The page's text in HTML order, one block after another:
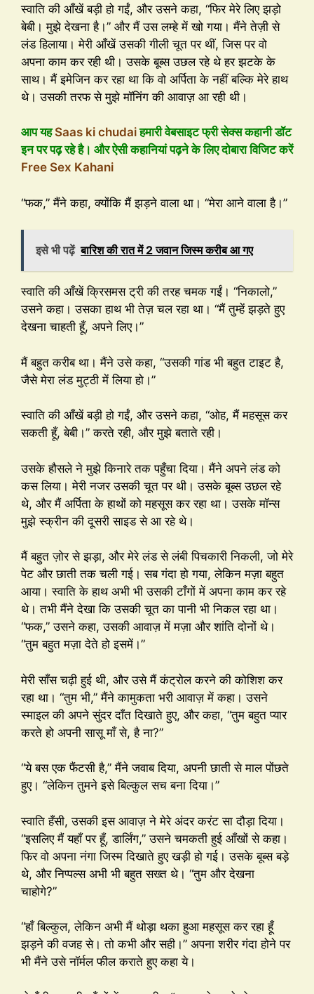
स्वाति की आँखें बड़ी हो गईं, और उसने कहा, “फिर मेरे लिए झड़ो
बेबी। मुझे देखना है।” और मैं उस लम्हे में खो गया। मैंने तेज़ी से
लंड हिलाया। मेरी आँखें उसकी गीली चूत पर थीं, जिस पर वो
अपना काम कर रही थी। उसके बूब्स उछल रहे थे हर झटके के
साथ। मैं इमेजिन कर रहा था कि वो अर्पिता के नहीं बल्कि मेरे हाथ
थे। उसकी तरफ से मुझे मॉनिंग की आवाज़ आ रही थी।
आप यहSaas ki chudaiहमारी वेबसाइट फ्री सेक्स कहानी डॉट
इन पर पढ़ रहे है। और ऐसी कहानियां पढ़ने के लिए दोबारा विजिट करें
Free Sex Kahani
“फक,” मैंने कहा, क्योंकि मैं झड़ने वाला था। “मेरा आने वाला है।”
इसे भी पढ़ें बारिश की रात में 2 जवान जिस्म करीब आ गए
स्वाति की आँखें क्रिसमस ट्री की तरह चमक गईं। “निकालो,”
उसने कहा। उसका हाथ भी तेज़ चल रहा था। “मैं तुम्हें झड़ते हुए
देखना चाहती हूँ, अपने लिए।”
मैं बहुत करीब था। मैंने उसे कहा, “उसकी गांड भी बहुत टाइट है,
जैसे मेरा लंड मुट्ठी में लिया हो।”
स्वाति की आँखें बड़ी हो गईं, और उसने कहा, “ओह, मैं महसूस कर
सकती हूँ, बेबी।” करते रही, और मुझे बताते रही।
उसके हौसले ने मुझे किनारे तक पहुँचा दिया। मैंने अपने लंड को
कस लिया। मेरी नजर उसकी चूत पर थी। उसके बूब्स उछल रहे
थे, और मैं अर्पिता के हाथों को महसूस कर रहा था। उसके मॉन्स
मुझे स्क्रीन की दूसरी साइड से आ रहे थे।
मैं बहुत ज़ोर से झड़ा, और मेरे लंड से लंबी पिचकारी निकली, जो मेरे
पेट और छाती तक चली गई। सब गंदा हो गया, लेकिन मज़ा बहुत
आया। स्वाति के हाथ अभी भी उसकी टाँगों में अपना काम कर रहे
थे। तभी मैंने देखा कि उसकी चूत का पानी भी निकल रहा था।
“फक,” उसने कहा, उसकी आवाज़ में मज़ा और शांति दोनों थे।
“तुम बहुत मज़ा देते हो इसमें।”
मेरी साँस चढ़ी हुई थी, और उसे मैं कंट्रोल करने की कोशिश कर
रहा था। “तुम भी,” मैंने कामुकता भरी आवाज़ में कहा। उसने
स्माइल की अपने सुंदर दाँत दिखाते हुए, और कहा, “तुम बहुत प्यार
करते हो अपनी सासू माँ से, है ना?”
“ये बस एक फैंटसी है,” मैंने जवाब दिया, अपनी छाती से माल पोंछते
हुए। “लेकिन तुमने इसे बिल्कुल सच बना दिया।”
स्वाति हँसी, उसकी इस आवाज़ ने मेरे अंदर करंट सा दौड़ा दिया।
“इसलिए मैं यहाँ पर हूँ, डार्लिंग,” उसने चमकती हुई आँखों से कहा।
फिर वो अपना नंगा जिस्म दिखाते हुए खड़ी हो गई। उसके बूब्स बड़े
थे, और निप्पल्स अभी भी बहुत सख्त थे। “तुम और देखना
चाहोगे?”
“हाँ बिल्कुल, लेकिन अभी मैं थोड़ा थका हुआ महसूस कर रहा हूँ
झड़ने की वजह से। तो कभी और सही।” अपना शरीर गंदा होने पर
भी मैंने उसे नॉर्मल फील कराते हुए कहा ये।